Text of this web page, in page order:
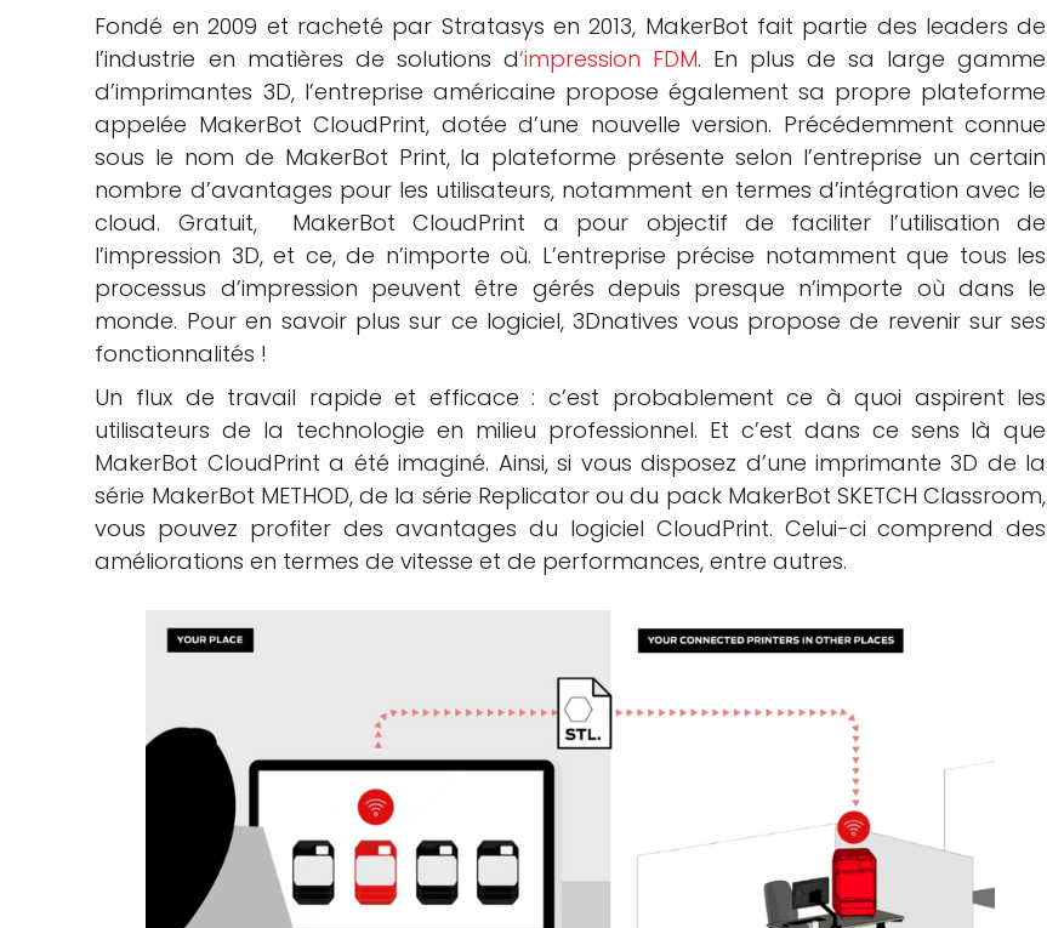
Fondé en 2009 et racheté par Stratasys en 2013, MakerBot fait partie des leaders de
l’industrie en matières de solutions d‘impression FDM. En plus de sa large gamme
d’imprimantes 3D, l’entreprise américaine propose également sa propre plateforme
appelée MakerBot CloudPrint, dotée d’une nouvelle version. Précédemment connue
sous le nom de MakerBot Print, la plateforme présente selon l’entreprise un certain
nombre d’avantages pour les utilisateurs, notamment en termes d’intégration avec le
cloud. Gratuit,
MakerBot CloudPrint a pour objectif de faciliter l’utilisation de
l’impression 3D, et ce, de n’importe où. L’entreprise précise notamment que tous les
processus d’impression peuvent être gérés depuis presque n’importe où dans le
monde. Pour en savoir plus sur ce logiciel, 3Dnatives vous propose de revenir sur ses
fonctionnalités !
Un flux de travail rapide et efficace : c’est probablement ce à quoi aspirent les
utilisateurs de la technologie en milieu professionnel. Et c’est dans ce sens là que
MakerBot CloudPrint a été imaginé. Ainsi, si vous disposez d’une imprimante 3D de la
série MakerBot METHOD, de la série Replicator ou du pack MakerBot SKETCH Classroom,
vous pouvez profiter des avantages du logiciel CloudPrint. Celui-ci comprend des
améliorations en termes de vitesse et de performances, entre autres.